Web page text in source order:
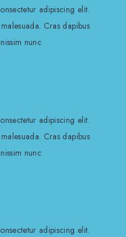
adipiscing elit.
Cras dapibus
nunc
adipiscing elit.
Cras dapibus
nunc
adipiscing elit.